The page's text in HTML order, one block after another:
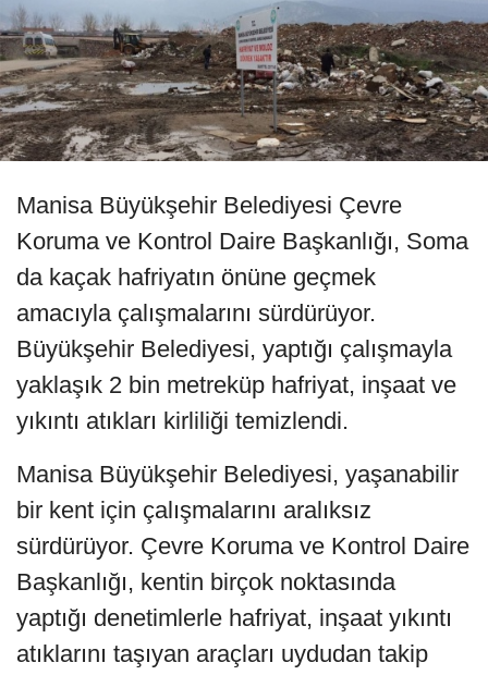
Manisa Büyükşehir Belediyesi Çevre
Koruma ve Kontrol Daire Başkanlığı, Soma
da kaçak hafriyatın önüne geçmek
amacıyla çalışmalarını sürdürüyor.
Büyükşehir Belediyesi, yaptığı çalışmayla
yaklaşık 2 bin metreküp hafriyat, inşaat ve
yıkıntı atıkları kirliliği temizlendi.
Manisa Büyükşehir Belediyesi, yaşanabilir
bir kent için çalışmalarını aralıksız
sürdürüyor. Çevre Koruma ve Kontrol Daire
Başkanlığı, kentin birçok noktasında
yaptığı denetimlerle hafriyat, inşaat yıkıntı
atıklarını taşıyan araçları uydudan takip